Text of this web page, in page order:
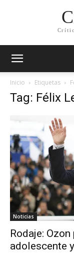
Inicio Etiquetas
Tag: Félix
Noticias
Rodaje:
adolescente